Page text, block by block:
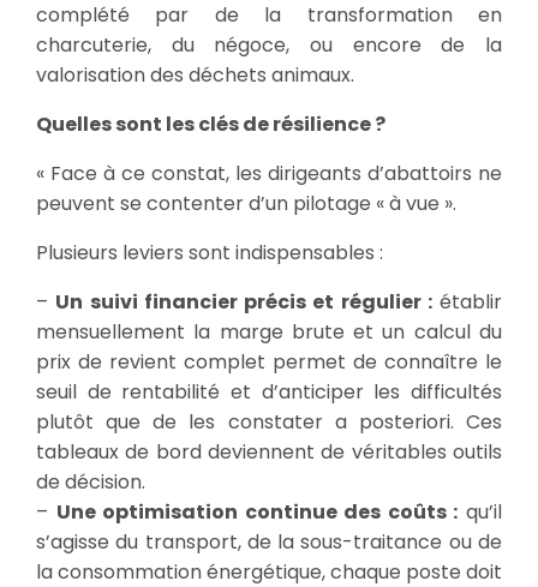
complété par de la transformation en
charcuterie, du négoce, ou encore de la
valorisation des déchets animaux.
Quelles sont les clés de résilience ?
« Face à ce constat, les dirigeants d’abattoirs ne
peuvent se contenter d’un pilotage « à vue ».
Plusieurs leviers sont indispensables :
– Un suivi financier précis et régulier :établir
mensuellement la marge brute et un calcul du
prix de revient complet permet de connaître le
seuil de rentabilité et d’anticiper les difficultés
plutôt que de les constater a posteriori. Ces
tableaux de bord deviennent de véritables outils
de décision.
– Une optimisation continue des coûts : qu’il
s’agisse du transport, de la sous-traitance ou de
la consommation énergétique, chaque poste doit